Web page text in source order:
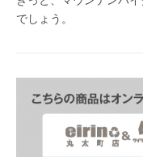
でしょう。